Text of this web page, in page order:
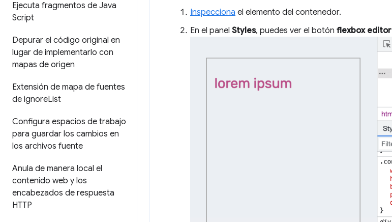
Ejecuta fragmentos de Java
Script
Depurar el código original en
lugar de implementarlo con
mapas de origen
Extensión de mapa de fuentes
de ignoreList
Configura espacios de trabajo
para guardar los cambios en
los archivos fuente
Anula de manera local el
contenido web y los
encabezados de respuesta
HTTP
Inspecciona el elemento del contenedor.
En el panel Styles, puedes ver el botón flexbox editor